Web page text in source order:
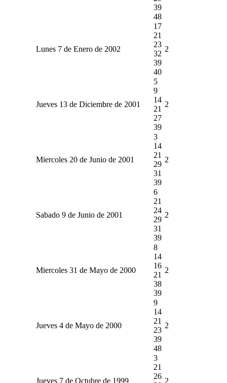
39
48
Lunes 7 de Enero de 2002
17
21
23
32
39
40
2
Jueves 13 de Diciembre de 2001
5
9
14
21
27
39
2
Miercoles 20 de Junio de 2001
3
14
21
29
31
39
2
Sabado 9 de Junio de 2001
6
21
24
29
31
39
2
Miercoles 31 de Mayo de 2000
8
14
16
21
38
39
2
Jueves 4 de Mayo de 2000
9
14
21
23
39
48
2
Jueves 7 de Octubre de 1999
3
21
26
2